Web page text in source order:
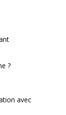
?
avec